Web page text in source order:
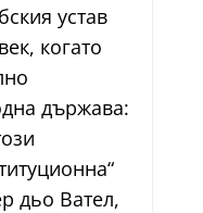
устав
когато
държава:
дьо Вател,